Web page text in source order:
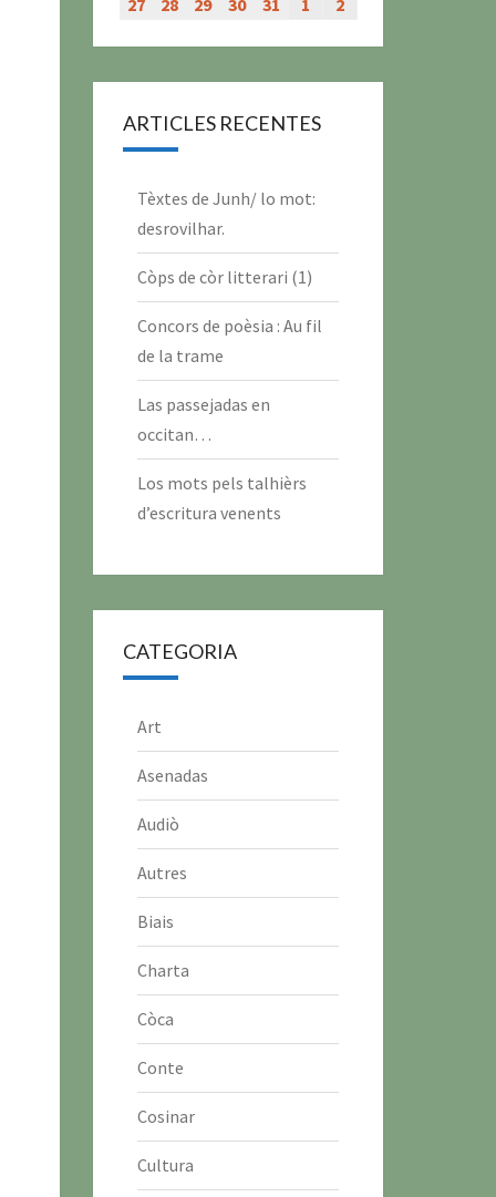
ARTICLES RECENTES
Tèxtes de Junh/ lo mot:
desrovilhar.
Còps de còr litterari (1)
Concors de poèsia : Au fil
de la trame
Las passejadas en
occitan…
Los mots pels talhièrs
d’escritura venents
CATEGORIA
Art
Asenadas
Audiò
Autres
Biais
Charta
Còca
Conte
Cosinar
Cultura